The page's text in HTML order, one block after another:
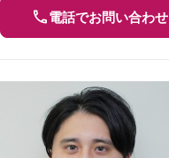
電話でお問い合わせ